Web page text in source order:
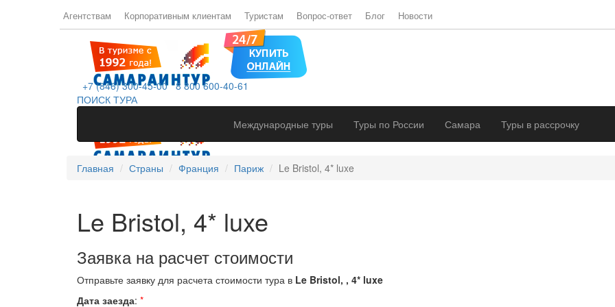
Агентствам Корпоративным клиентам Туристам Вопрос-ответ Блог Новости
+7 (846) 300-45-00 8 800 600-40-61
ПОИСК ТУРА
Международные туры
Туры по России Самара Туры в рассрочку
Главная Страны Франция Париж Le Bristol, 4* luxe
Le Bristol, 4* luxe
Заявка на расчет стоимости
Отправьте заявку для расчета стоимости тура в Le Bristol, , 4* luxe
Дата заезда: *